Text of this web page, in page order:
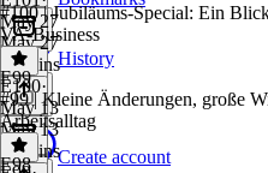
History
Create account
May 27
May 27
15 mins
#100 | Jubiläums-Special: Ein
VA-Business
E100·
May 13
May 13
36 mins
E99
#99 | Kleine Änderungen, große
Arbeitsalltag
E98